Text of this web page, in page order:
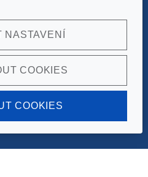
NASTAVENÍ
COOKIES
COOKIES